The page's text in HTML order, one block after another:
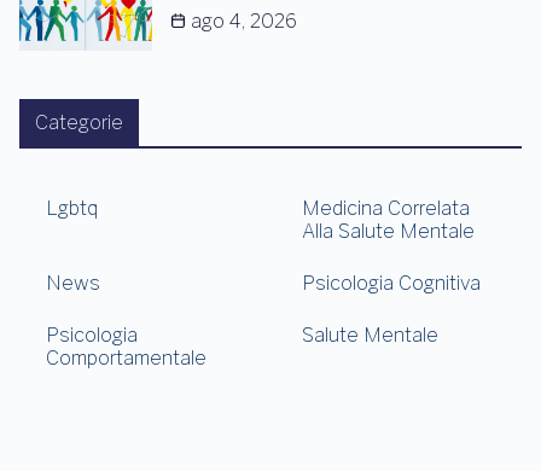
ago 4, 2026
Categorie
Lgbtq
Medicina Correlata
Alla Salute Mentale
News Psicologia Cognitiva
Psicologia
Comportamentale
Salute Mentale